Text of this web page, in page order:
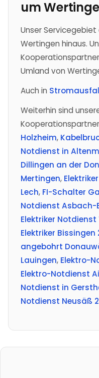
um
Unser
Wertingen hinaus.
Umland von
Auch in
Weiterhin sind
Holzheim,
Notdienst in
Dillingen an der
Mertingen,
Lech, FI-Schalter
Notdienst Asbach-
Elektriker
Elektriker
angebohrt
Lauingen, Elektro-
Elektro-Notdienst
Notdienst in
Notdienst Neusäß